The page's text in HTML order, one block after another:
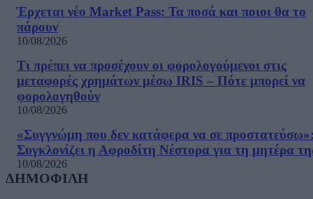
Έρχεται νέο Market Pass: Τα ποσά και ποιοι θα το
πάρουν
10/08/2026
Τι πρέπει να προσέχουν οι φορολογούμενοι στις
μεταφορές χρημάτων μέσω IRIS – Πότε μπορεί να
φορολογηθούν
10/08/2026
«Συγγνώμη που δεν κατάφερα να σε
Συγκλονίζει η Αφροδίτη Νέστορα για τη μητέρα
10/08/2026
ΔΗΜΟΦΙΛΗ